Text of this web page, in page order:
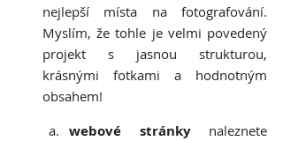
nejlepší místa na fotografování.
Myslím, že tohle je velmi povedený
projekt s jasnou strukturou,
krásnými fotkami a hodnotným
obsahem!
webové stránky